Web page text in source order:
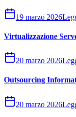
19 marzo 2026
Virtualizzazione
20 marzo 2026
Outsourcing
20 marzo 2026